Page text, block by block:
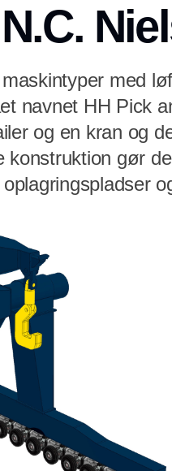
med
navnet HH Pick
og en kran og
gør